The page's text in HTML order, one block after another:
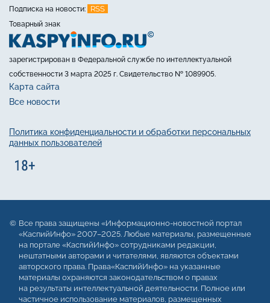
Подписка на новости:
RSS
Товарный знак
зарегистрирован в Федеральной службе по интеллектуальной
собственности 3 марта 2025 г. Свидетельство № 1089905.
Карта сайта
Все новости
Политика конфиденциальности и обработки персональных
данных пользователей
Все права защищены «Информационно-новостной портал
«КаспийИнфо» 2007–2025. Любые материалы, размещенные
на портале «КаспийИнфо» сотрудниками редакции,
нештатными авторами и читателями, являются объектами
авторского права. Права«КаспийИнфо» на указанные
материалы охраняются законодательством о правах
на результаты интеллектуальной деятельности. Полное или
частичное использование материалов, размещенных